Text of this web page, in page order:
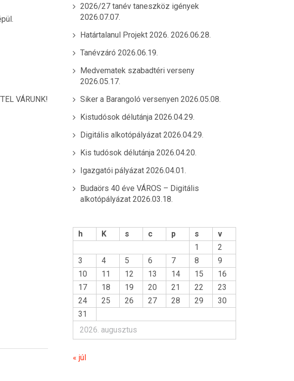
VÁRUNK!
2026/27 tanév taneszköz igények
2026.07.07.
Határtalanul Projekt 2026. 2026.06.28.
Tanévzáró 2026.06.19.
Medvematek szabadtéri verseny
2026.05.17.
Siker a Barangoló versenyen 2026.05.08.
Kistudósok délutánja 2026.04.29.
Digitális alkotópályázat 2026.04.29.
Kis tudósok délutánja 2026.04.20.
Igazgatói pályázat 2026.04.01.
Budaörs 40 éve VÁROS – Digitális
alkotópályázat 2026.03.18.
2026. augusztus
h K s c p s
v
1
2
3
4 5 6 7 8
9
10
11 12 13 14 15
16
17
18 19 20 21 22
23
24
25 26 27 28 29
30
31
« júl